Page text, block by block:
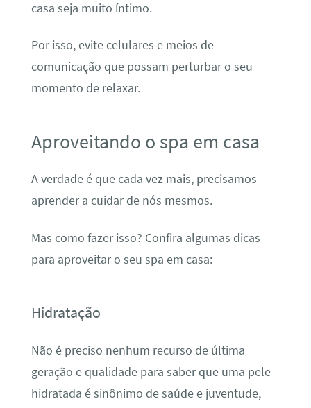
casa seja muito íntimo.
Por isso, evite celulares e meios de
comunicação que possam perturbar o seu
momento de relaxar.
Aproveitando o spa em casa
A verdade é que cada vez mais, precisamos
aprender a cuidar de nós mesmos.
Mas como fazer isso? Confira algumas dicas
para aproveitar o seu spa em casa:
Hidratação
Não é preciso nenhum recurso de última
geração e qualidade para saber que uma pele
hidratada é sinônimo de saúde e juventude,